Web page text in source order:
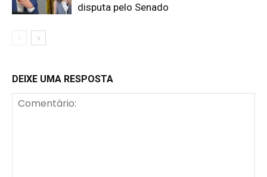
disputa pelo Senado
DEIXE UMA RESPOSTA